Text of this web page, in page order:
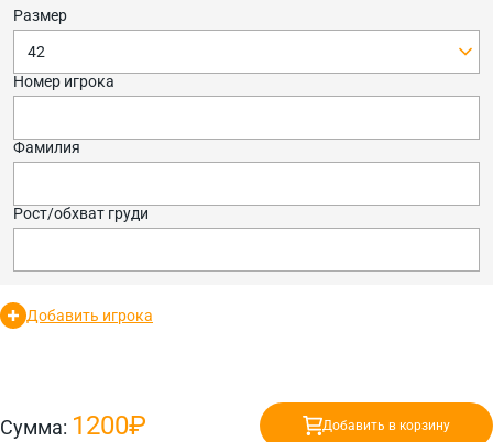
Размер
42
Номер игрока
Фамилия
Рост/обхват груди
Добавить игрока
Сумма: 1200₽ Добавить в корзину